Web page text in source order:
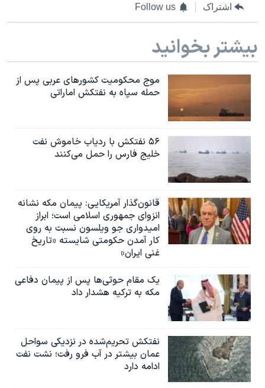
اشتراک Follow us
بیشتر بخوانید
موج محکومیت کشورهای عربی پس از
حمله سپاه به نفتکش اماراتی
۵۶ نفتکش با ردیاب خاموش نفت
خلیج فارس را حمل می‌کنند
قانون‌گذار آمریکایی: پیمان مکه نشانه
انزوای جمهوری اسلامی است؛ ابراز
امیدواری جو ویلسون نسبت به روی
کار آمدن حکومتی شایسته «تاریخ
غنی ایران»
یک مقام حوثی‌ها پس از پیمان دفاعی
مکه به ترکیه هشدار داد
نفتکش تحریم‌شده در نزدیکی سواحل
عمان بیشتر در آب فرو رفت؛ نشت نفت
ادامه دارد